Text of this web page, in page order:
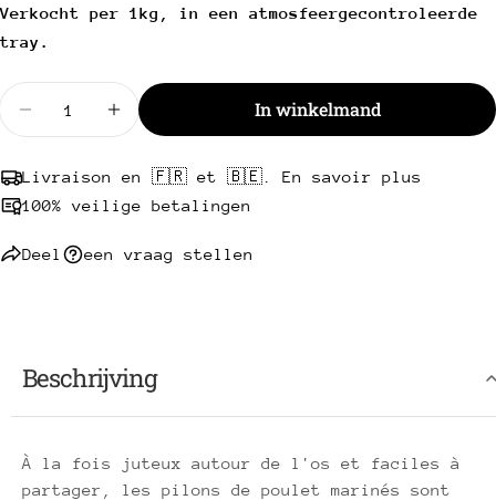
Verkocht per 1kg, in een atmosfeergecontroleerde
tray.
Verminder hoeveelheid voor Gemarineerde kip
Verhoog de hoeveelheid voor
In winkelmand
Livraison en 🇫🇷 et 🇧🇪. En savoir plus
100% veilige betalingen
Deel
op
op
op
een vraag stellen
Velden met een * zijn verplicht.
Stuur een vraag
Beschrijving
À la fois juteux autour de l'os et faciles à
partager, les pilons de poulet marinés sont